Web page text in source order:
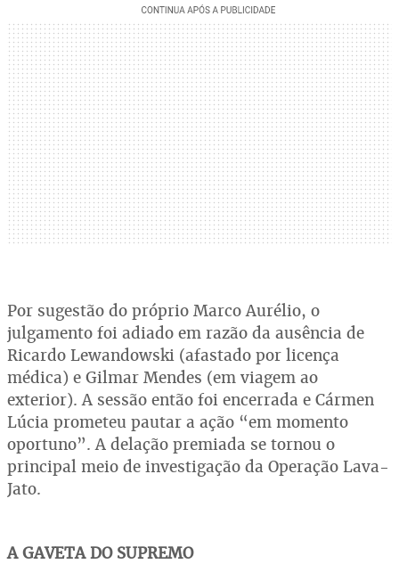
Por sugestão do próprio Marco Aurélio, o
julgamento foi adiado em razão da ausência de
Ricardo Lewandowski (afastado por licença
médica) e Gilmar Mendes (em viagem ao
exterior). A sessão então foi encerrada e Cármen
Lúcia prometeu pautar a ação “em momento
oportuno”. A delação premiada se tornou o
principal meio de investigação da Operação Lava-
Jato.
A GAVETA DO SUPREMO